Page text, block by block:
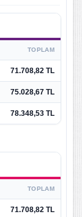
TOPLAM
71.708,82 TL
75.028,67 TL
78.348,53 TL
TOPLAM
71.708,82 TL